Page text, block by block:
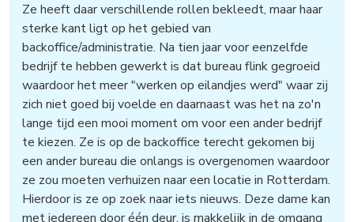
Ze heeft daar verschillende rollen bekleedt, maar haar
sterke kant ligt op het gebied van
backoffice/administratie. Na tien jaar voor eenzelfde
bedrijf te hebben gewerkt is dat bureau flink gegroeid
waardoor het meer "werken op eilandjes werd" waar zij
zich niet goed bij voelde en daarnaast was het na zo'n
lange tijd een mooi moment om voor een ander bedrijf
te kiezen. Ze is op de backoffice terecht gekomen bij
een ander bureau die onlangs is overgenomen waardoor
ze zou moeten verhuizen naar een locatie in Rotterdam.
Hierdoor is ze op zoek naar iets nieuws. Deze dame kan
met iedereen door één deur, is makkelijk in de omgang